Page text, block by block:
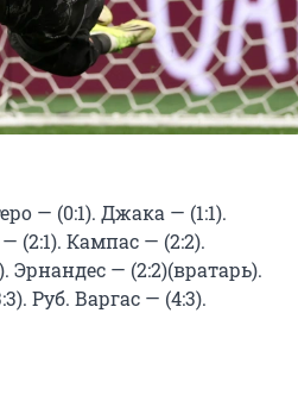
— (0:1). Джака — (1:1).
(2:1). Кампас — (2:2).
— (2:2)(вратарь).
Руб. Варгас — (4:3).